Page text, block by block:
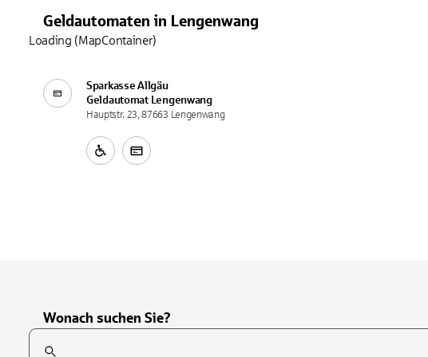
Geldautomaten in Lengenwang
Sparkasse Allgäu
Geldautomat
Lengenwang
Hauptstr. 23, 87663 Lengenwang
Loading (MapContainer)
Wonach suchen Sie?
Suchfeld